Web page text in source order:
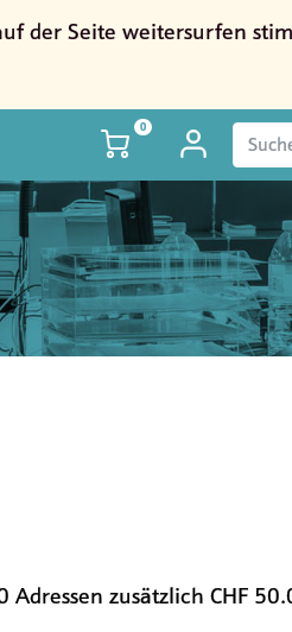
der Seite weitersurfen
0
zusätzlich CHF